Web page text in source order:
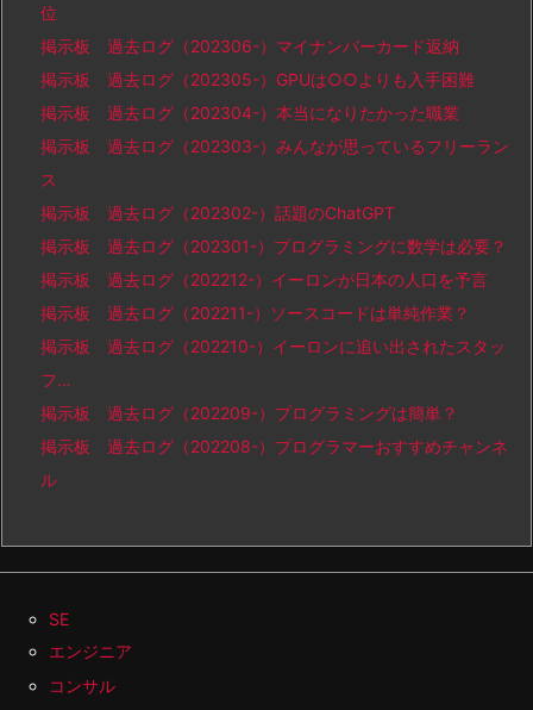
位
掲示板 過去ログ（202306-）マイナンバーカード返納
掲示板 過去ログ（202305-）GPUは○○よりも入手困難
掲示板 過去ログ（202304-）本当になりたかった職業
掲示板 過去ログ（202303-）みんなが思っているフリーラン
ス
掲示板 過去ログ（202302-）話題のChatGPT
掲示板 過去ログ（202301-）プログラミングに数学は必要？
掲示板 過去ログ（202212-）イーロンが日本の人口を予言
掲示板 過去ログ（202211-）ソースコードは単純作業？
掲示板 過去ログ（202210-）イーロンに追い出されたスタッ
フ…
掲示板 過去ログ（202209-）プログラミングは簡単？
掲示板 過去ログ（202208-）プログラマーおすすめチャンネ
ル
SE
エンジニア
コンサル